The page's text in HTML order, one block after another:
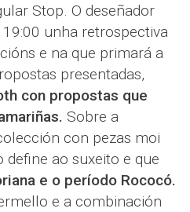
Stop. O deseñador
unha retrospectiva
e na que primará a
presentadas,
con propostas que
Sobre a
con pezas moi
define ao suxeito e que
e o período Rococó.
e a combinación